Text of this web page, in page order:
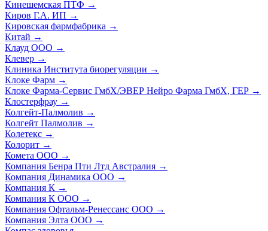
Кинешемская ПТФ →
Киров Г.А. ИП →
Кировская фармфабрика →
Китай →
Клауд ООО →
Клевер →
Клиника Института биорегуляции →
Клоке Фарм →
Клоке Фарма-Сервис ГмбХ/ЭВЕР Нейро Фарма ГмбХ, ГЕР →
Клостерфрау →
Колгейт-Палмолив →
Колгейт Палмолив →
Колетекс →
Колорит →
Комета ООО →
Компания Бенра Пти Лтд Австралия →
Компания Динамика ООО →
Компания К →
Компания К ООО →
Компания Офтальм-Ренессанс ООО →
Компания Элта ООО →